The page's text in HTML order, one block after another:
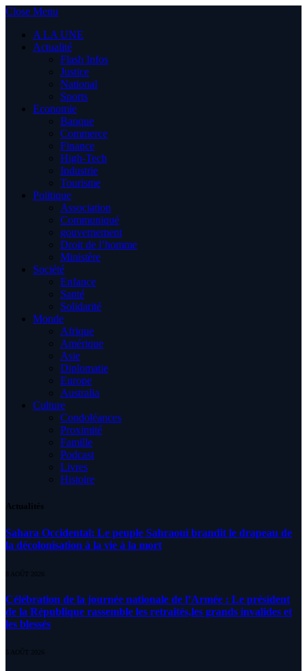
Close Menu
A LA UNE
Actualité
Flash Infos
Justice
National
Sports
Economie
Banque
Commerce
Finance
High-Tech
Industrie
Tourisme
Politique
Association
Communiqué
gouvernement
Droit de l’homme
Ministère
Société
Enfance
Santé
Solidarité
Monde
Afrique
Amérique
Asie
Diplomatie
Europe
Australia
Culture
Condoléances
Proximité
Famille
Podcast
Livres
Histoire
Actualités
Sahara Occidental: Le peuple Sahraoui brandit le drapeau de
la décolonisation à la vie à la mort
8 AOÛT 2026
Célébration de la journée nationale de l’Armée : Le président
de la République rassemble les retraités,les grands invalides et
les blessés
5 AOÛT 2026